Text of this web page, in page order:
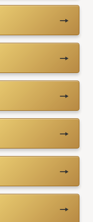
→
→
→
→
→
→